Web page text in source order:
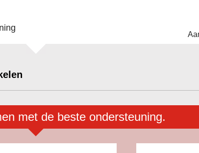
met de beste ondersteuning.